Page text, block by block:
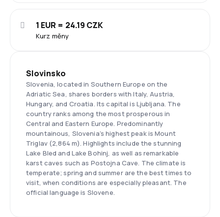
Kurz měny
1 EUR = 24.19 CZK
Slovinsko
Slovenia, located in Southern Europe on the
Adriatic Sea, shares borders with Italy, Austria,
Hungary, and Croatia. Its capital is Ljubljana. The
country ranks among the most prosperous in
Central and Eastern Europe. Predominantly
mountainous, Slovenia’s highest peak is Mount
Triglav (2,864 m). Highlights include the stunning
Lake Bled and Lake Bohinj, as well as remarkable
karst caves such as Postojna Cave. The climate is
temperate; spring and summer are the best times to
visit, when conditions are especially pleasant. The
official language is Slovene.